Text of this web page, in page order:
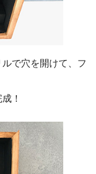
で穴を開けて、フ
！